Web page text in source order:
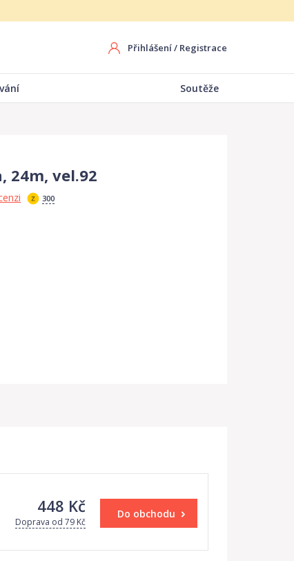
Přihlášení/ Registrace
Soutěže
24m, vel.92
300
448 Kč
Doprava od 79 Kč
Do obchodu